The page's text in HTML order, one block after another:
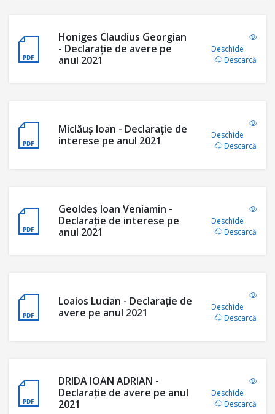
Honiges Claudius Georgian
- Declarație de avere pe
anul 2021
Deschide
Descarcă
Miclăuș Ioan - Declarație de
interese pe anul 2021
Deschide
Descarcă
Geoldeș Ioan Veniamin -
Declarație de interese pe
anul 2021
Deschide
Descarcă
Loaios Lucian - Declarație de
avere pe anul 2021
Deschide
Descarcă
DRIDA IOAN ADRIAN -
Declarație de avere pe anul
2021
Deschide
Descarcă